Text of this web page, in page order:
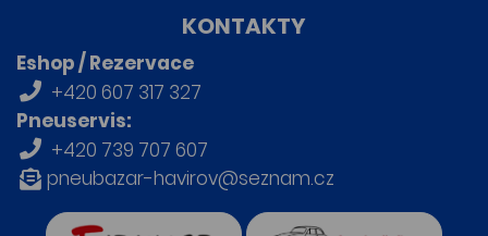
KONTAKTY
Eshop / Rezervace
+420 607 317 327
Pneuservis:
+420 739 707 607
pneubazar-havirov@seznam.cz
Retro auta Havířov